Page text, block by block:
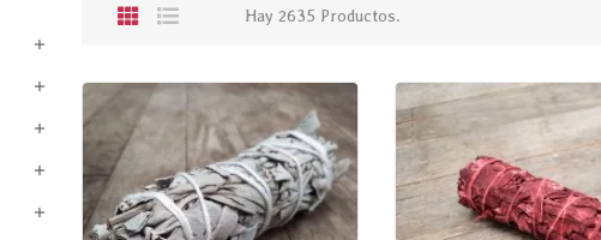





Hay 2635 Productos.